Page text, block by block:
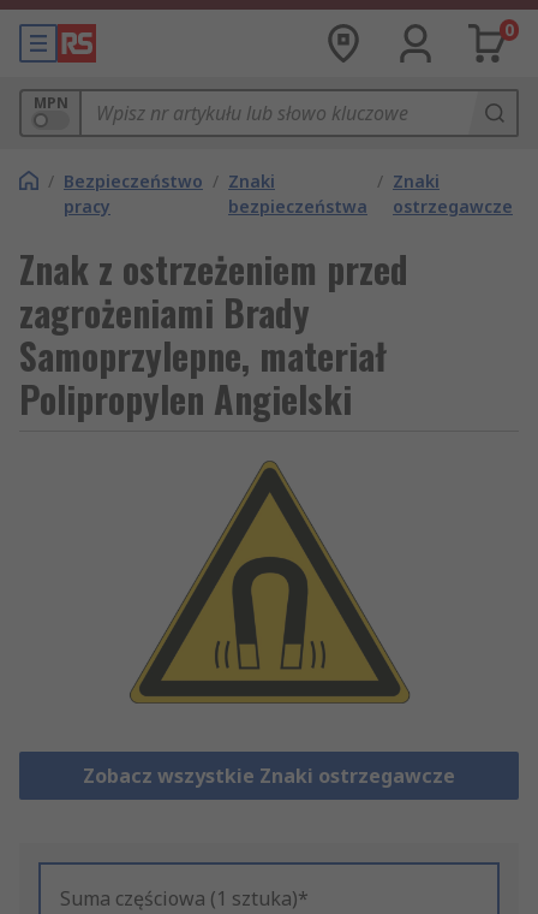
0
MPN
/ Bezpieczeństwo
pracy
/ Znaki
bezpieczeństwa
/ Znaki
ostrzegawcze
Znak z ostrzeżeniem przed
zagrożeniami Brady
Samoprzylepne, materiał
Polipropylen Angielski
Zobacz wszystkie Znaki ostrzegawcze
Suma częściowa (1 sztuka)*